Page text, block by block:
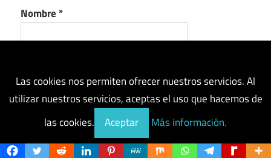
Nombre *
Las cookies nos permiten ofrecer nuestros servicios. Al
utilizar nuestros servicios, aceptas el uso que hacemos de
las cookies.
Aceptar Más información.